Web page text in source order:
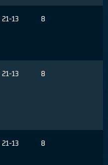
21-13 8
21-13 8
21-13 8